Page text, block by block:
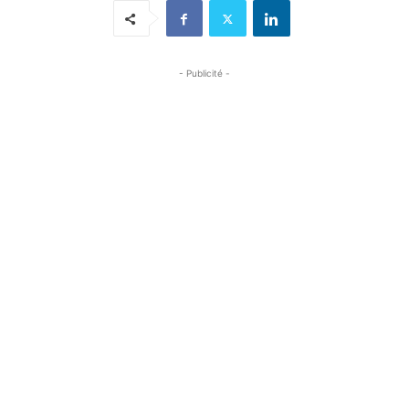
- Publicité -